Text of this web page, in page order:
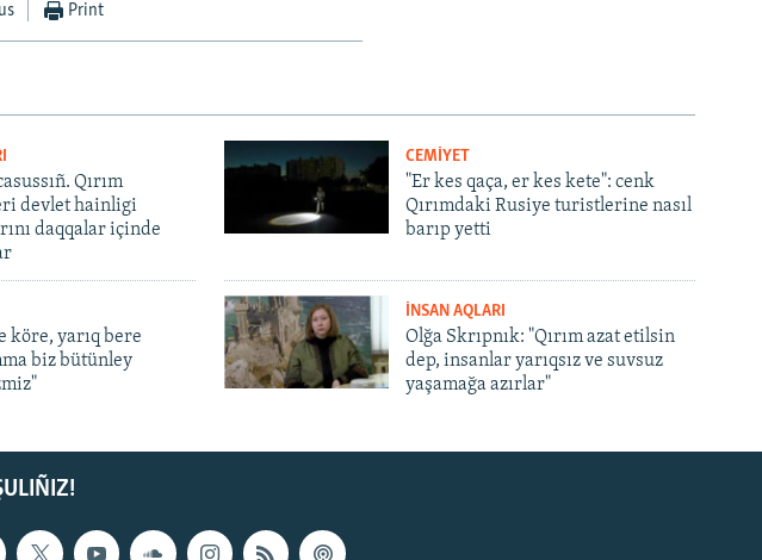
Print
Qırım
devlet hainligi
daqqalar içinde
CEMİYET
"Er kes qaça, er kes kete": cenk
Qırımdaki Rusiye turistlerine nasıl
barıp yetti
köre, yarıq bere
biz bütünley
İNSAN AQLARI
Olğa Skrıpnık: "Qırım azat etilsin
dep, insanlar yarıqsız ve suvsuz
yaşamağa azırlar"